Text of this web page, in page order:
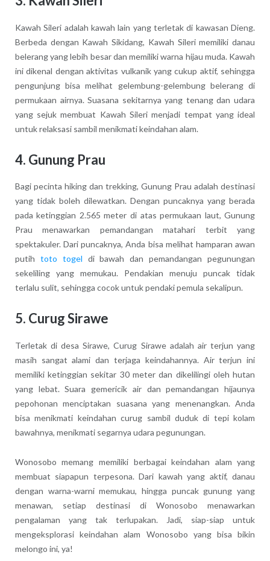
Kawah Sileri adalah kawah lain yang terletak di kawasan Dieng.
Berbeda dengan Kawah Sikidang, Kawah Sileri memiliki danau
belerang yang lebih besar dan memiliki warna hijau muda. Kawah
ini dikenal dengan aktivitas vulkanik yang cukup aktif, sehingga
pengunjung bisa melihat gelembung-gelembung belerang di
permukaan airnya. Suasana sekitarnya yang tenang dan udara
yang sejuk membuat Kawah Sileri menjadi tempat yang ideal
untuk relaksasi sambil menikmati keindahan alam.
4. Gunung Prau
Bagi pecinta hiking dan trekking, Gunung Prau adalah destinasi
yang tidak boleh dilewatkan. Dengan puncaknya yang berada
pada ketinggian 2.565 meter di atas permukaan laut, Gunung
Prau menawarkan pemandangan matahari terbit yang
spektakuler. Dari puncaknya, Anda bisa melihat hamparan awan
putih toto togel di bawah dan pemandangan pegunungan
sekeliling yang memukau. Pendakian menuju puncak tidak
terlalu sulit, sehingga cocok untuk pendaki pemula sekalipun.
5. Curug Sirawe
Terletak di desa Sirawe, Curug Sirawe adalah air terjun yang
masih sangat alami dan terjaga keindahannya. Air terjun ini
memiliki ketinggian sekitar 30 meter dan dikelilingi oleh hutan
yang lebat. Suara gemericik air dan pemandangan hijaunya
pepohonan menciptakan suasana yang menenangkan. Anda
bisa menikmati keindahan curug sambil duduk di tepi kolam
bawahnya, menikmati segarnya udara pegunungan.
Wonosobo memang memiliki berbagai keindahan alam yang
membuat siapapun terpesona. Dari kawah yang aktif, danau
dengan warna-warni memukau, hingga puncak gunung yang
menawan, setiap destinasi di Wonosobo menawarkan
pengalaman yang tak terlupakan. Jadi, siap-siap untuk
mengeksplorasi keindahan alam Wonosobo yang bisa bikin
melongo ini, ya!